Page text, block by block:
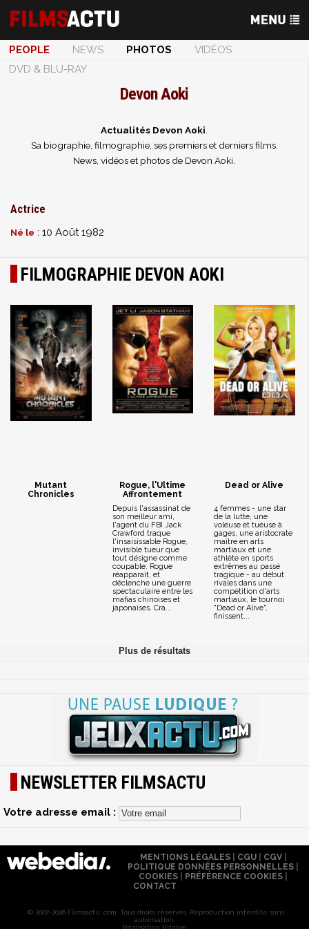
PEOPLE NEWS PHOTOS
VIDÉOS
DVD & BLU-RAY
Devon Aoki
Actualités Devon Aoki
Sa biographie, filmographie, ses premiers et derniers films.
News, vidéos et photos de Devon Aoki.
Actrice
Né le : 10 Août 1982
FILMOGRAPHIE DEVON AOKI
Mutant
Chronicles
Rogue, l'Ultime
Affrontement
Depuis l'assassinat de
son meilleur ami,
l'agent du FBI Jack
Crawford traque
l'insaisissable Rogue,
invisible tueur que
tout désigne comme
coupable. Rogue
réapparaît, et
déclenche une guerre
spectaculaire entre les
mafias chinoises et
japonaises. Cra...
Dead or Alive
4 femmes - une star
de la lutte, une
voleuse et tueuse à
gages, une aristocrate
maître en arts
martiaux et une
athlète en sports
extrêmes au passé
tragique - au début
rivales dans une
compétition d'arts
martiaux, le tournoi
"Dead or Alive",
finissent...
NEWSLETTER FILMSACTU
Votre adresse email :
MENTIONS LÉGALES| CGU| CGV|
POLITIQUE DONNÉES PERSONNELLES
COOKIES
PRÉFÉRENCE COOKIES
CONTACT
© 2007-2026 Filmsactu .com. Tous droits réservés. Reproduction interdite sans
autorisation.
Réalisation Vitalyn